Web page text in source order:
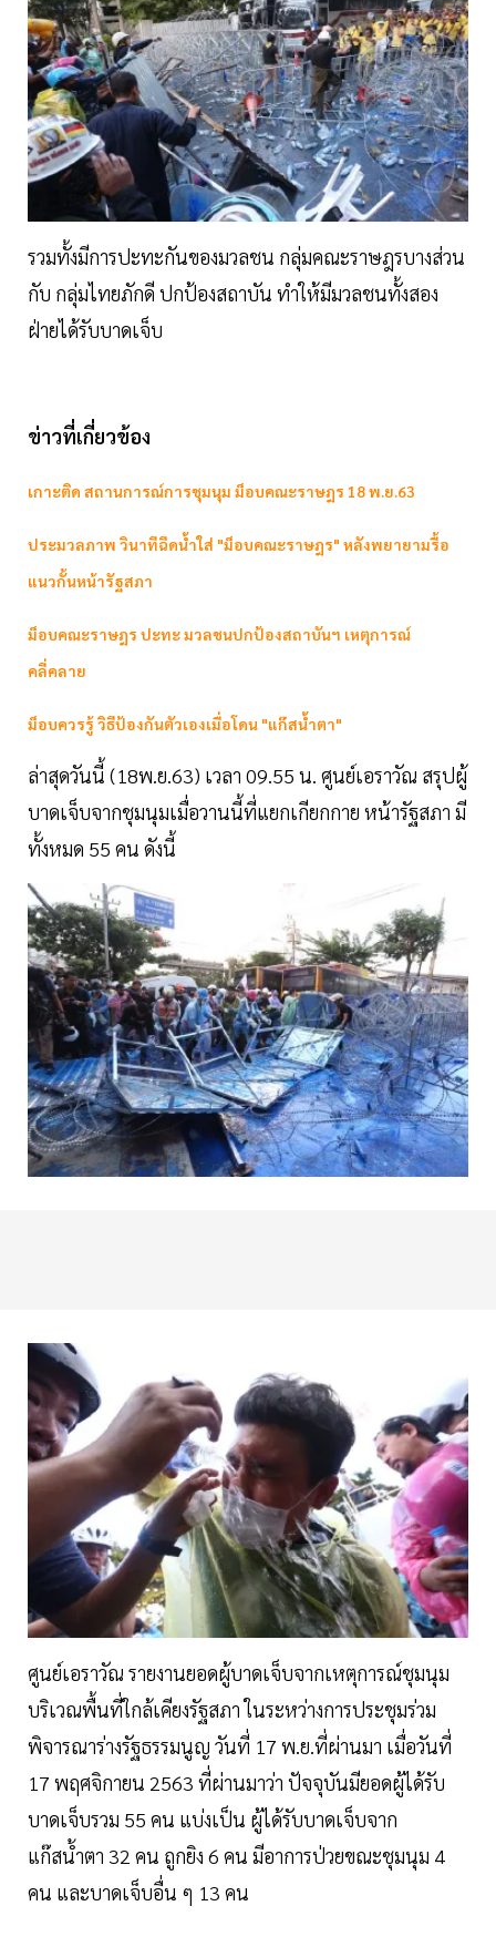
รวมทั้งมีการปะทะกันของมวลชน กลุ่มคณะราษฎรบางส่วน
กับ กลุ่มไทยภักดี ปกป้องสถาบัน ทำให้มีมวลชนทั้งสอง
ฝ่ายได้รับบาดเจ็บ
ข่าวที่เกี่ยวข้อง
เกาะติด สถานการณ์การชุมนุม ม็อบคณะราษฎร 18 พ.ย.63
ประมวลภาพ วินาทีฉีดน้ำใส่ "ม็อบคณะราษฎร" หลังพยายามรื้อ
แนวกั้นหน้ารัฐสภา
ม็อบคณะราษฎร ปะทะ มวลชนปกป้องสถาบันฯ เหตุการณ์
คลี่คลาย
ม็อบควรรู้ วิธีป้องกันตัวเองเมื่อโดน "แก๊สน้ำตา"
ล่าสุดวันนี้ (18พ.ย.63) เวลา 09.55 น. ศูนย์เอราวัณ สรุปผู้
บาดเจ็บจากชุมนุมเมื่อวานนี้ที่แยกเกียกกาย หน้ารัฐสภา มี
ทั้งหมด 55 คน ดังนี้
ศูนย์เอราวัณ รายงานยอดผู้บาดเจ็บจากเหตุการณ์ชุมนุม
บริเวณพื้นที่ใกล้เคียงรัฐสภา ในระหว่างการประชุมร่วม
พิจารณาร่างรัฐธรรมนูญ วันที่ 17 พ.ย.ที่ผ่านมา เมื่อวันที่
17 พฤศจิกายน 2563 ที่ผ่านมาว่า ปัจจุบันมียอดผู้ได้รับ
บาดเจ็บรวม 55 คน แบ่งเป็น ผู้ได้รับบาดเจ็บจาก
แก๊สน้ำตา 32 คน ถูกยิง 6 คน มีอาการป่วยขณะชุมนุม 4
คน และบาดเจ็บอื่น ๆ 13 คน